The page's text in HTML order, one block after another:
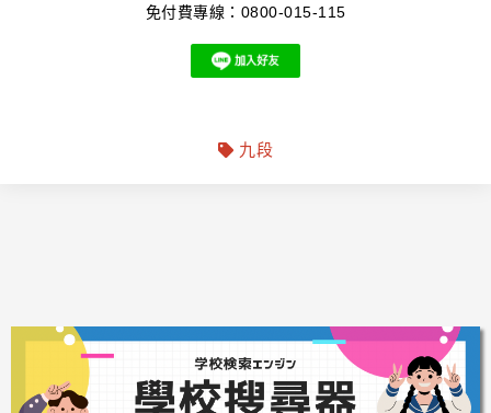
免付費專線：0800-015-115
九段